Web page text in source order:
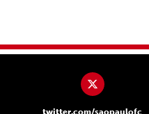
twitter.com/saopaulofc